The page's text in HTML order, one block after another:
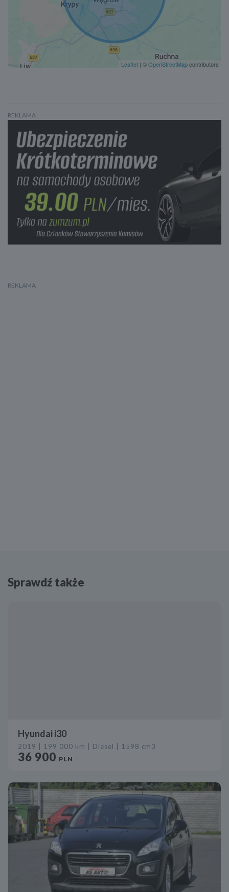
Klimatyzacja automatyczna, dwustrefowa
AUX
Lampy halogenowe
Leaflet | ©OpenStreetMapcontributors
REKLAMA
Sprawdź także
Hyundai i30
2019 | 199 000 km | Diesel | 1598 cm3
36 900 PLN